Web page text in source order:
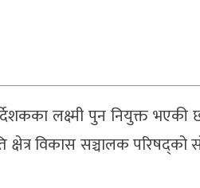
लक्ष्मी पुन नियुक्त
क्षेत्र विकास सञ्चालक